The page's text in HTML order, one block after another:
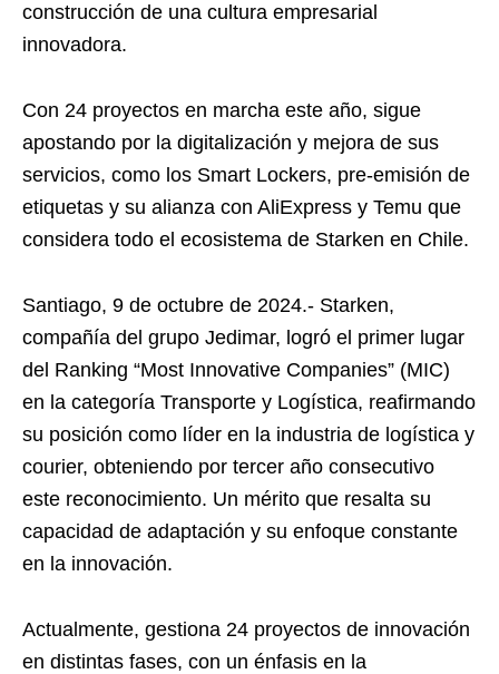
construcción de una cultura empresarial
innovadora.
Con 24 proyectos en marcha este año, sigue
apostando por la digitalización y mejora de sus
servicios, como los Smart Lockers, pre-emisión de
etiquetas y su alianza con AliExpress y Temu que
considera todo el ecosistema de Starken en Chile.
Santiago, 9 de octubre de 2024.- Starken,
compañía del grupo Jedimar, logró el primer lugar
del Ranking “Most Innovative Companies” (MIC)
en la categoría Transporte y Logística, reafirmando
su posición como líder en la industria de logística y
courier, obteniendo por tercer año consecutivo
este reconocimiento. Un mérito que resalta su
capacidad de adaptación y su enfoque constante
en la innovación.
Actualmente, gestiona 24 proyectos de innovación
en distintas fases, con un énfasis en la